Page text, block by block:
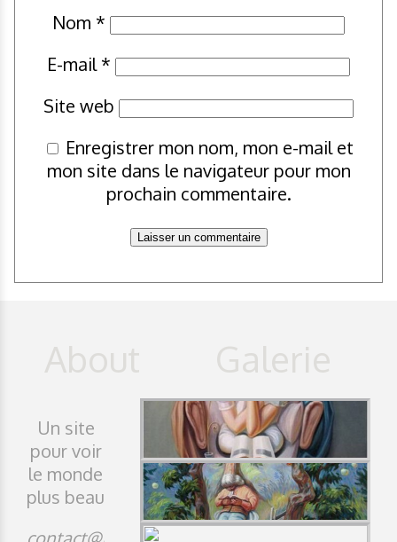
Nom *
E-mail*
Site web
Enregistrer mon nom, mon e-mail et
mon site dans le navigateur pour mon
prochain commentaire.
Un site
pour voir
le monde
plus beau